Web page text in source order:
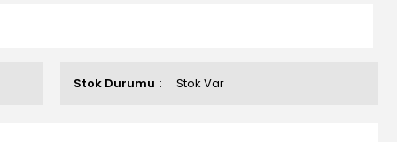
Stok Durumu Stok Var